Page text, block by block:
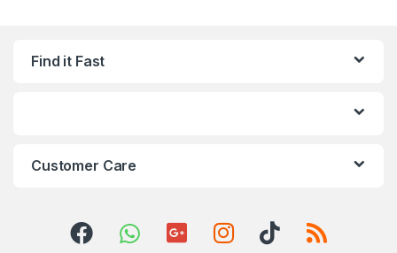
Find it Fast
Customer Care